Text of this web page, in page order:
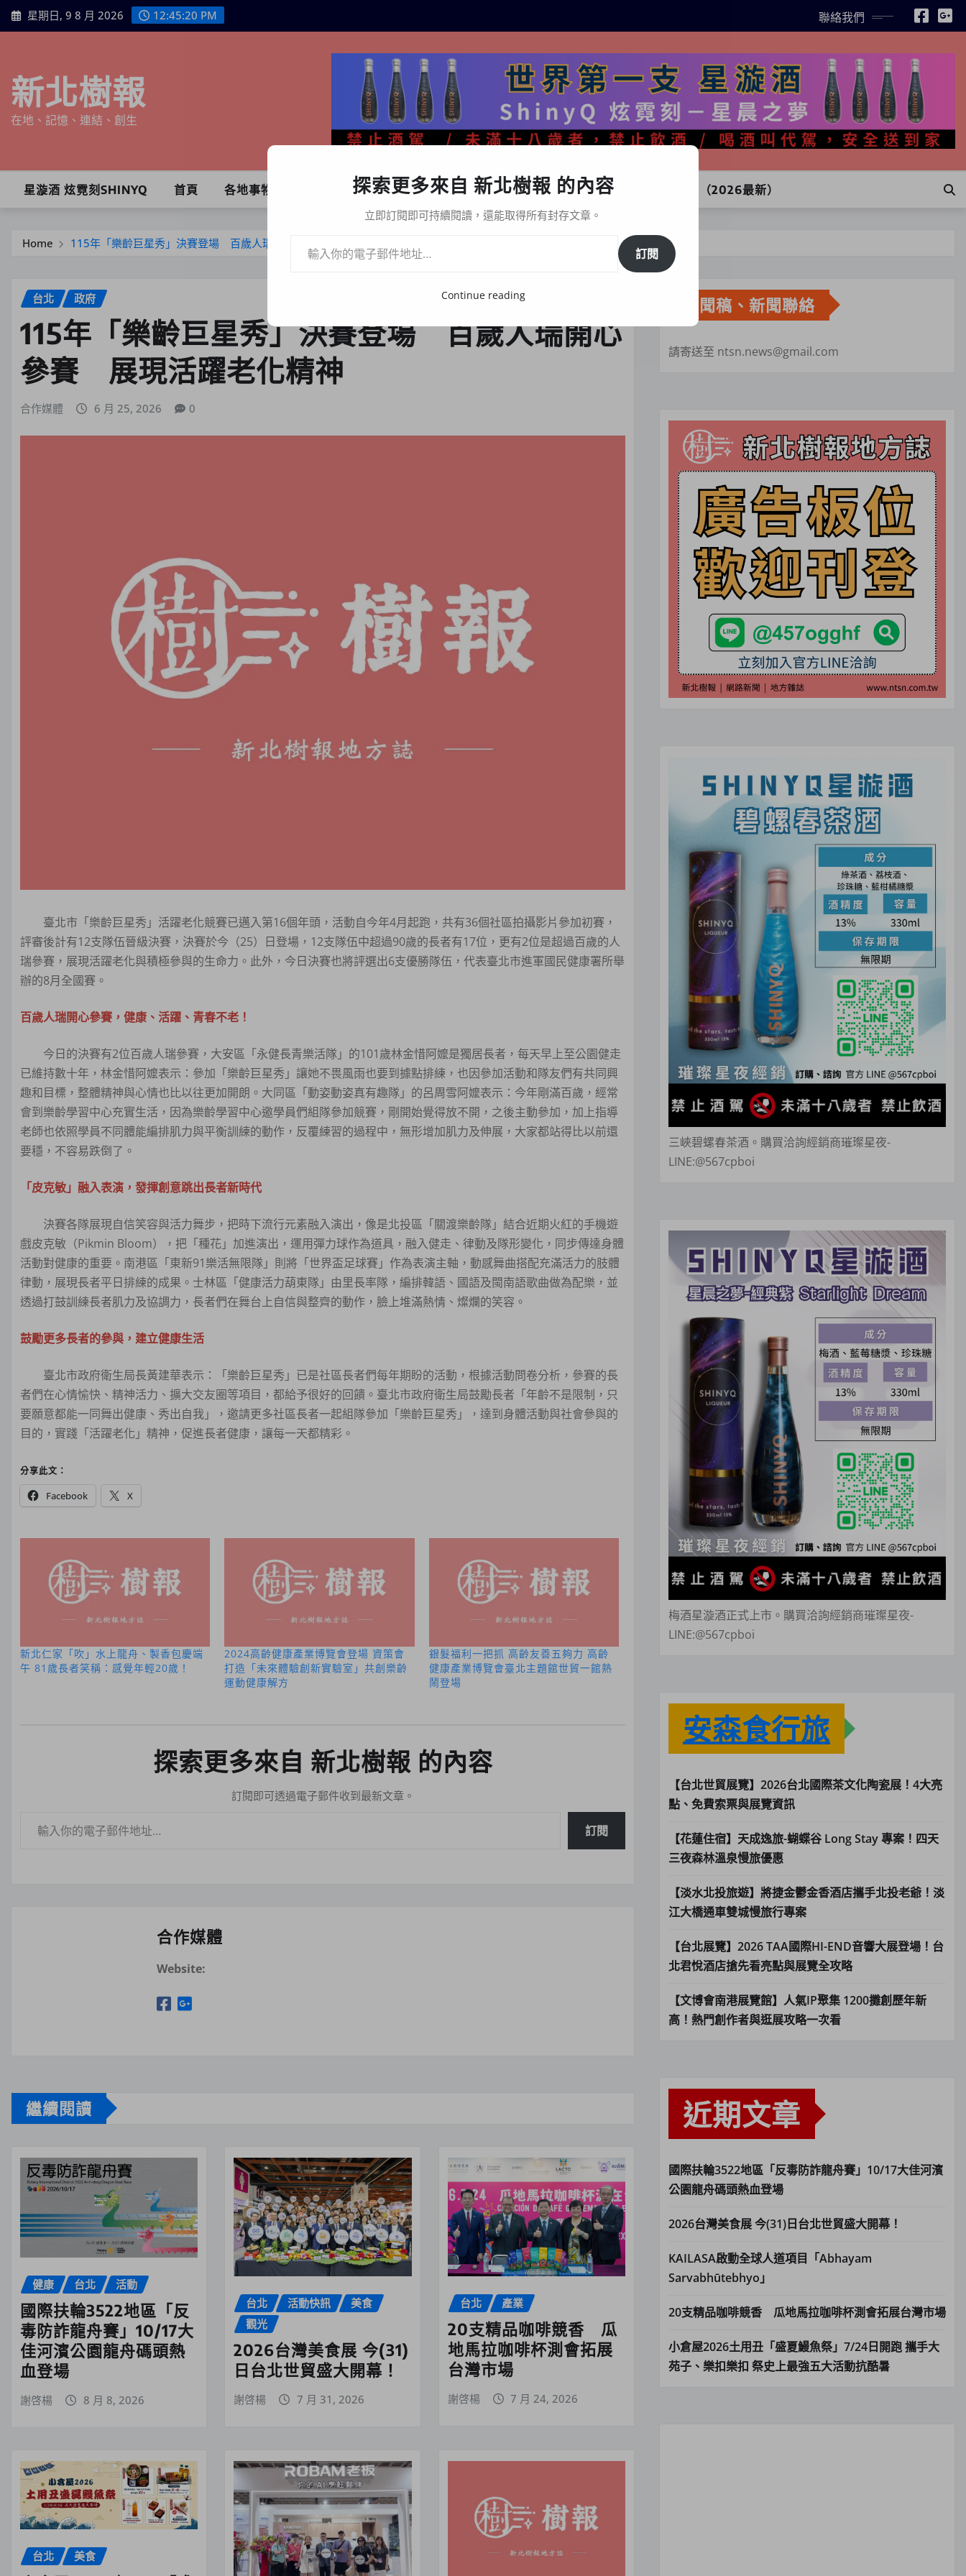
Skip
to
星期日, 9 8 月 2026 12:45:22 PM 聯絡我們
新北樹報
在地、記憶、連結、創生
星漩酒 炫霓刻SHINYQ 首頁 各地事物 生活百態 關於樹報 星漩酒哪裡買｜官方購買通路與LINE訂購（2026最新）
Home 115年「樂齡巨星秀」決賽登場 百歲人瑞開心參賽 展現活躍老化精神
台北 政府
115年「樂齡巨星秀」決賽登場 百歲人瑞開心
參賽 展現活躍老化精神
合作媒體 6 月 25, 2026 0
臺北市「樂齡巨星秀」活躍老化競賽已邁入第16個年頭，活動自今年4月起跑，共有36個社區拍攝影片參加初賽，
評審後計有12支隊伍晉級決賽，決賽於今（25）日登場，12支隊伍中超過90歲的長者有17位，更有2位是超過百歲的人
瑞參賽，展現活躍老化與積極參與的生命力。此外，今日決賽也將評選出6支優勝隊伍，代表臺北市進軍國民健康署所舉
辦的8月全國賽。
百歲人瑞開心參賽，健康、活躍、青春不老！
今日的決賽有2位百歲人瑞參賽，大安區「永健長青樂活隊」的101歲林金惜阿嬤是獨居長者，每天早上至公園健走
已維持數十年，林金惜阿嬤表示：參加「樂齡巨星秀」讓她不畏風雨也要到據點排練，也因參加活動和隊友們有共同興
趣和目標，整體精神與心情也比以往更加開朗。大同區「動姿動姿真有趣隊」的呂周雪阿嬤表示：今年剛滿百歲，經常
會到樂齡學習中心充實生活，因為樂齡學習中心邀學員們組隊參加競賽，剛開始覺得放不開，之後主動參加，加上指導
老師也依照學員不同體能編排肌力與平衡訓練的動作，反覆練習的過程中，無形增加肌力及伸展，大家都站得比以前還
要穩，不容易跌倒了。
「皮克敏」融入表演，發揮創意跳出長者新時代
決賽各隊展現自信笑容與活力舞步，把時下流行元素融入演出，像是北投區「關渡樂齡隊」結合近期火紅的手機遊
戲皮克敏（Pikmin Bloom），把「種花」加進演出，運用彈力球作為道具，融入健走、律動及隊形變化，同步傳達身體
活動對健康的重要。南港區「東新91樂活無限隊」則將「世界盃足球賽」作為表演主軸，動感舞曲搭配充滿活力的肢體
律動，展現長者平日排練的成果。士林區「健康活力葫東隊」由里長率隊，編排韓語、國語及閩南語歌曲做為配樂，並
透過打鼓訓練長者肌力及協調力，長者們在舞台上自信與整齊的動作，臉上堆滿熱情、燦爛的笑容。
鼓勵更多長者的參與，建立健康生活
臺北市政府衛生局長黃建華表示：「樂齡巨星秀」已是社區長者們每年期盼的活動，根據活動問卷分析，參賽的長
者們在心情愉快、精神活力、擴大交友圈等項目，都給予很好的回饋。臺北市政府衛生局鼓勵長者「年齡不是限制，只
要願意都能一同舞出健康、秀出自我」，邀請更多社區長者一起組隊參加「樂齡巨星秀」，達到身體活動與社會參與的
目的，實踐「活躍老化」精神，促進長者健康，讓每一天都精彩。
分享此文：
Facebook X
新北仁家「吹」水上龍舟、製香包慶端
午 81歲長者笑稱：感覺年輕20歲！
2024高齡健康產業博覽會登場 資策會
打造「未來體驗創新實驗室」共創樂齡
運動健康解方
銀髮福利一把抓 高齡友善五夠力 高齡
健康產業博覽會臺北主題館世貿一館熱
鬧登場
探索更多來自 新北樹報 的內容
訂閱即可透過電子郵件收到最新文章。
訂閱
合作媒體
Website:
繼續閱讀
健康 台北 活動
國際扶輪3522地區「反
毒防詐龍舟賽」10/17大
佳河濱公園龍舟碼頭熱
血登場
謝啓楊 8 月 8, 2026
台北 活動快訊
美食
觀光
2026台灣美食展 今(31)
日台北世貿盛大開幕！
謝啓楊 7 月 31, 2026
台北 產業
20支精品咖啡競香 瓜
地馬拉咖啡杯測會拓展
台灣市場
謝啓楊 7 月 24, 2026
台北 美食
新聞稿、新聞聯絡
請寄送至 ntsn.news@gmail.com
三峽碧螺春茶酒。購買洽詢經銷商璀璨星夜-
LINE:@567cpboi
梅酒星漩酒正式上市。購買洽詢經銷商璀璨星夜-
LINE:@567cpboi
安森食行旅
【台北世貿展覽】2026台北國際茶文化陶瓷展！4大亮
點、免費索票與展覽資訊
【花蓮住宿】天成逸旅-蝴蝶谷 Long Stay 專案！四天
三夜森林溫泉慢旅優惠
【淡水北投旅遊】將捷金鬱金香酒店攜手北投老爺！淡
江大橋通車雙城慢旅行專案
【台北展覽】2026 TAA國際HI-END音響大展登場！台
北君悅酒店搶先看亮點與展覽全攻略
【文博會南港展覽館】人氣IP聚集 1200攤創歷年新
高！熱門創作者與逛展攻略一次看
近期文章
國際扶輪3522地區「反毒防詐龍舟賽」10/17大佳河濱
公園龍舟碼頭熱血登場
2026台灣美食展 今(31)日台北世貿盛大開幕！
KAILASA啟動全球人道項目「Abhayam
Sarvabhūtebhyo」
20支精品咖啡競香 瓜地馬拉咖啡杯測會拓展台灣市場
小倉屋2026土用丑「盛夏鰻魚祭」7/24日開跑 攜手大
苑子、樂扣樂扣 祭史上最強五大活動抗酷暑
探索更多來自 新北樹報 的內容
立即訂閱即可持續閱讀，還能取得所有封存文章。
訂閱
Continue reading